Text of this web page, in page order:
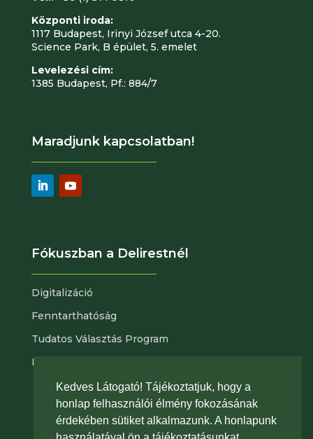
Központi iroda:
1117 Budapest, Irinyi József utca 4-20.
Science Park, B épület, 5. emelet
Levelezési cím:
1385 Budapest, Pf.: 884/7
Maradjunk kapcsolatban!
Fókuszban a Delirestnél
Digitalizáció
Fenntarthatóság
Tudatos Választás Program
Nyitott pozícióink
Adatvédelem|Portál az érintetti jog
gyakorlásához |Általános szerződési feltételeink
Kedves Látogató! Tájékoztatjuk, hogy a
honlap felhasználói élmény fokozásának
érdekében sütiket alkalmazunk. A honlapunk